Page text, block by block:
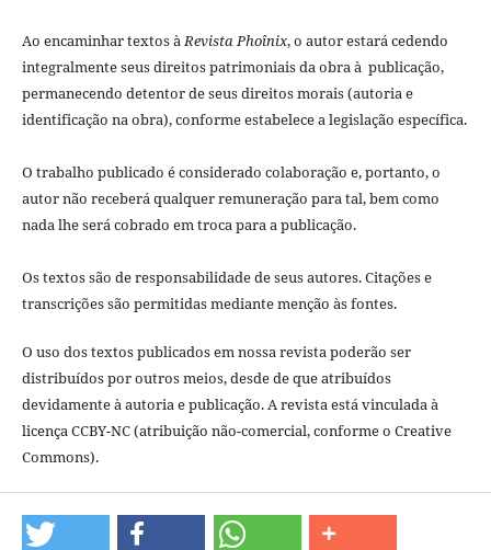
Ao encaminhar textos àRevista Phoînix, o autor estará cedendo
integralmente seus direitos patrimoniais da obra à publicação,
permanecendo detentor de seus direitos morais (autoria e
identificação na obra), conforme estabelece a legislação especí­fica.
O trabalho publicado é considerado colaboração e, portanto, o
autor não receberá qualquer remuneração para tal, bem como
nada lhe será cobrado em troca para a publicação.
Os textos são de responsabilidade de seus autores. Citações e
transcrições são permitidas mediante menção às fontes.
O uso dos textos publicados em nossa revista poderão ser
distribuídos por outros meios, desde de que atribuídos
devidamente à autoria e publicação. A revista está vinculada à
licença CCBY-NC (atribuição não-comercial, conforme o Creative
Commons).